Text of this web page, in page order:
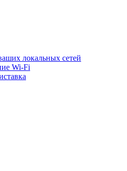
локальных сетей
Wi-Fi